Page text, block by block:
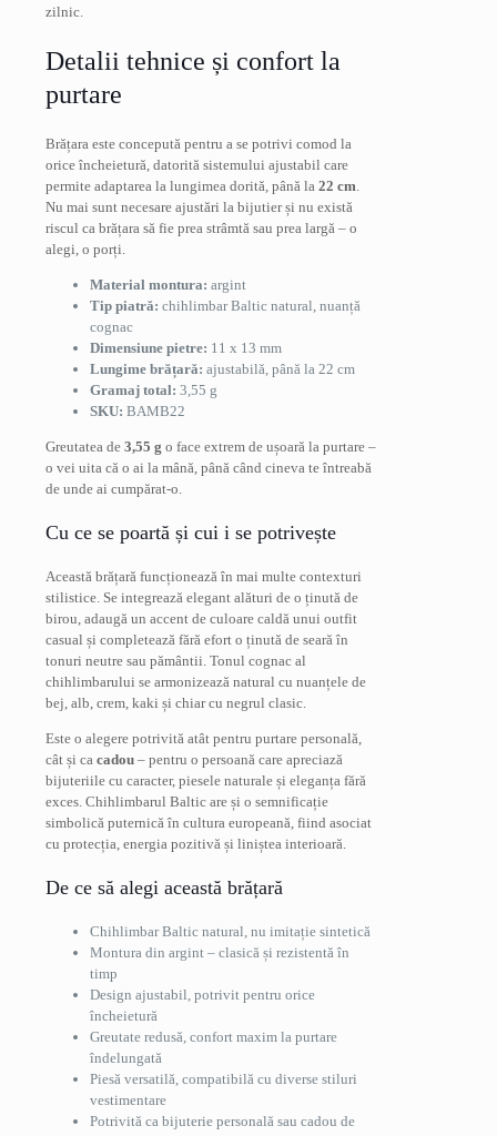
zilnic.
Detalii tehnice și confort la
purtare
Brățara este concepută pentru a se potrivi comod la
orice încheietură, datorită sistemului ajustabil care
permite adaptarea la lungimea dorită, până la 22 cm
Nu mai sunt necesare ajustări la bijutier și nu există
riscul ca brățara să fie prea strâmtă sau prea largă – o
alegi, o porți.
Material montura: argint
Tip piatră: chihlimbar Baltic natural, nuanță
cognac
Dimensiune pietre: 11 x 13 mm
Lungime brățară: ajustabilă, până la 22 cm
Gramaj total: 3,55 g
SKU: BAMB22
Greutatea de 3,55 g o face extrem de ușoară la purtare –
o vei uita că o ai la mână, până când cineva te întreabă
de unde ai cumpărat-o.
Cu ce se poartă și cui i se potrivește
Această brățară funcționează în mai multe contexturi
stilistice. Se integrează elegant alături de o ținută de
birou, adaugă un accent de culoare caldă unui outfit
casual și completează fără efort o ținută de seară în
tonuri neutre sau pământii. Tonul cognac al
chihlimbarului se armonizează natural cu nuanțele de
bej, alb, crem, kaki și chiar cu negrul clasic.
Este o alegere potrivită atât pentru purtare personală,
cât și ca cadou – pentru o persoană care apreciază
bijuteriile cu caracter, piesele naturale și eleganța fără
exces. Chihlimbarul Baltic are și o semnificație
simbolică puternică în cultura europeană, fiind asociat
cu protecția, energia pozitivă și liniștea interioară.
De ce să alegi această brățară
Chihlimbar Baltic natural, nu imitație sintetică
Montura din argint – clasică și rezistentă în
timp
Design ajustabil, potrivit pentru orice
încheietură
Greutate redusă, confort maxim la purtare
îndelungată
Piesă versatilă, compatibilă cu diverse stiluri
vestimentare
Potrivită ca bijuterie personală sau cadou de